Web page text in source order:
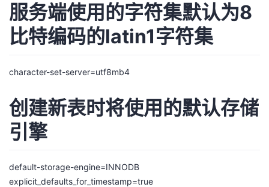
服务端使用的字符集默认为8
比特编码的latin1字符集
character-set-server=utf8mb4
创建新表时将使用的默认存储
引擎
default-storage-engine=INNODB
explicit_defaults_for_timestamp=true